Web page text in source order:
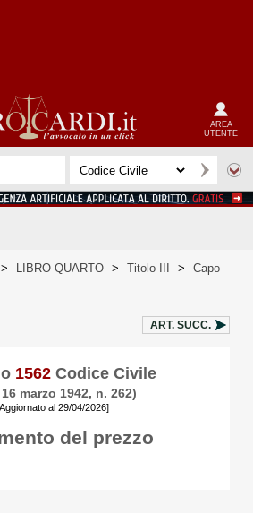
AREA
UTENTE
> LIBRO QUARTO > Titolo III >
Capo
ART. SUCC.
1562Codice Civile
marzo 1942, n. 262)
al 29/04/2026]
del prezzo